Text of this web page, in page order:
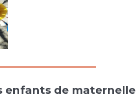
enfants de maternelle